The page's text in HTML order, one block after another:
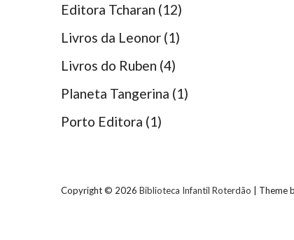
Editora Tcharan (12)
Livros da Leonor (1)
Livros do Ruben (4)
Planeta Tangerina (1)
Porto Editora (1)
Copyright © 2026 Biblioteca Infantil Roterdão | Theme